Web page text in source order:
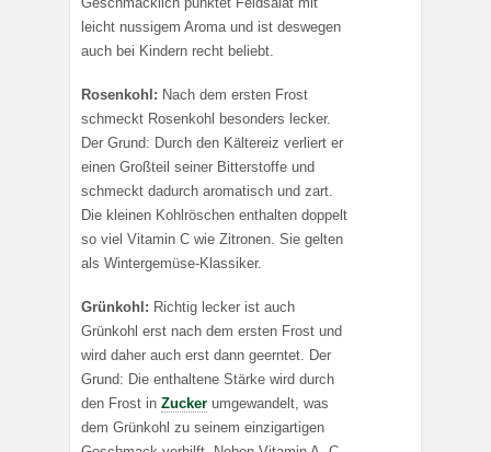
leicht nussigem Aroma und ist deswegen
auch bei Kindern recht beliebt.
Rosenkohl: Nach dem ersten Frost
schmeckt Rosenkohl besonders lecker.
Der Grund: Durch den Kältereiz verliert er
einen Großteil seiner Bitterstoffe und
schmeckt dadurch aromatisch und zart.
Die kleinen Kohlröschen enthalten doppelt
so viel Vitamin C wie Zitronen. Sie gelten
als Wintergemüse-Klassiker.
Grünkohl: Richtig lecker ist auch
Grünkohl erst nach dem ersten Frost und
wird daher auch erst dann geerntet. Der
Grund: Die enthaltene Stärke wird durch
den Frost in Zucker umgewandelt, was
dem Grünkohl zu seinem einzigartigen